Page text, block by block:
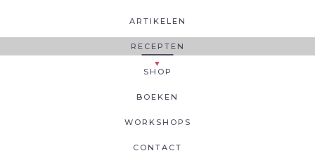
ARTIKELEN
RECEPTEN
SHOP
BOEKEN
WORKSHOPS
CONTACT